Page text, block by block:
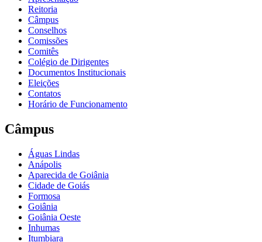
Reitoria
Câmpus
Conselhos
Comissões
Comitês
Colégio de Dirigentes
Documentos Institucionais
Eleições
Contatos
Horário de Funcionamento
Câmpus
Águas Lindas
Anápolis
Aparecida de Goiânia
Cidade de Goiás
Formosa
Goiânia
Goiânia Oeste
Inhumas
Itumbiara